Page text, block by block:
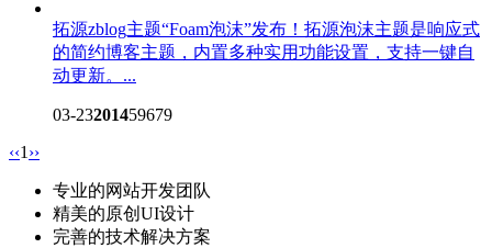
拓源zblog主题“Foam泡沫”发布！ 拓源泡沫主题是响应式
的简约博客主题，内置多种实用功能设置，支持一键自
动更新。...
03-23201459679
‹‹1 ››
专业的网站开发团队
精美的原创UI设计
完善的技术解决方案